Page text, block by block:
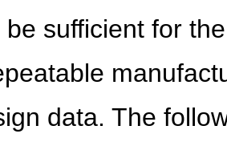
sufficient for
data. The